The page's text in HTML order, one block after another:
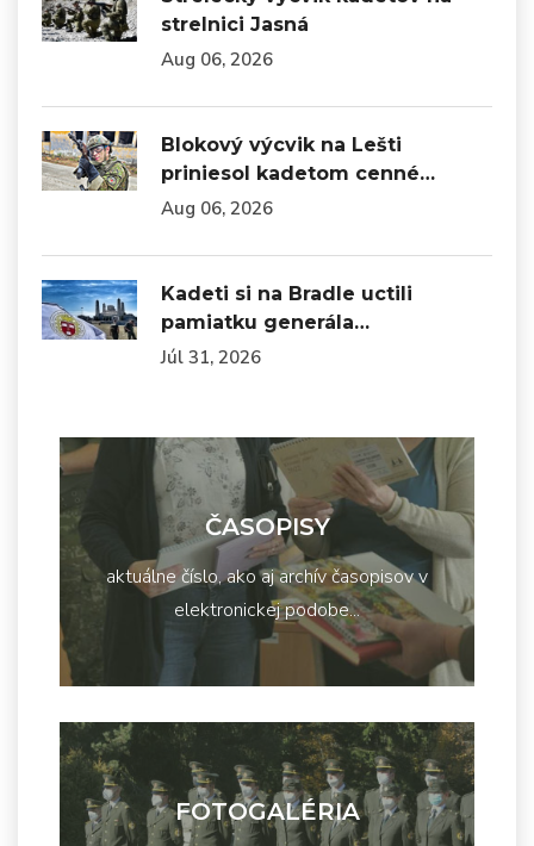
strelnici Jasná
Aug 06, 2026
Blokový výcvik na Lešti
priniesol kadetom cenné…
Aug 06, 2026
Kadeti si na Bradle uctili
pamiatku generála…
Júl 31, 2026
ČASOPISY
aktuálne číslo, ako aj archív časopisov v
elektronickej podobe...
FOTOGALÉRIA